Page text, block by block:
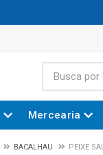
Mercearia
BACALHAU PEIXE